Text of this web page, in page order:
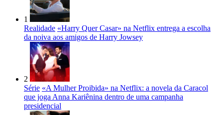
1
Realidade «Harry Quer Casar» na Netflix entrega a escolha
da noiva aos amigos de Harry Jowsey
2
Série «A Mulher Proibida» na Netflix: a novela da Caracol
que joga Anna Kariênina dentro de uma campanha
presidencial